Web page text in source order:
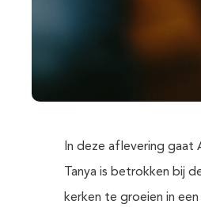
In deze aflevering gaat
Tanya is betrokken bij
kerken te groeien in